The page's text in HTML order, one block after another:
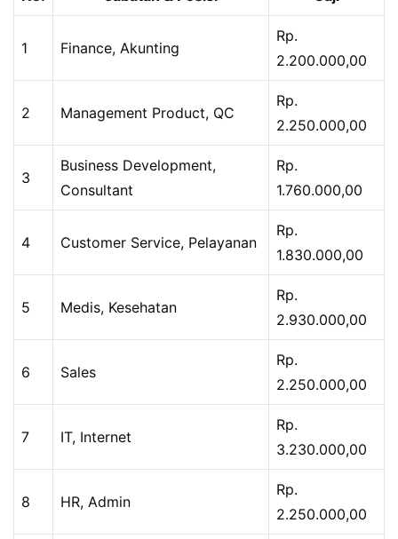
1 Finance, Akunting
Rp.
2.200.000,00
2 Management Product, QC
Rp.
2.250.000,00
3
Business Development,
Consultant
Rp.
1.760.000,00
4 Customer Service, Pelayanan
Rp.
1.830.000,00
5 Medis, Kesehatan
Rp.
2.930.000,00
6 Sales
Rp.
2.250.000,00
7 IT, Internet
Rp.
3.230.000,00
8 HR, Admin
Rp.
2.250.000,00